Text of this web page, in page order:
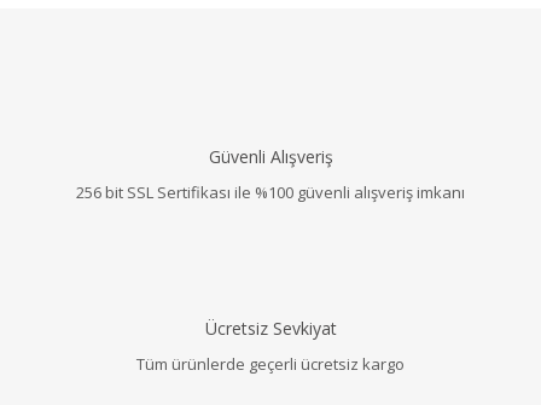
Güvenli Alışveriş
256 bit SSL Sertifikası ile %100 güvenli alışveriş imkanı
Ücretsiz Sevkiyat
Tüm ürünlerde geçerli ücretsiz kargo